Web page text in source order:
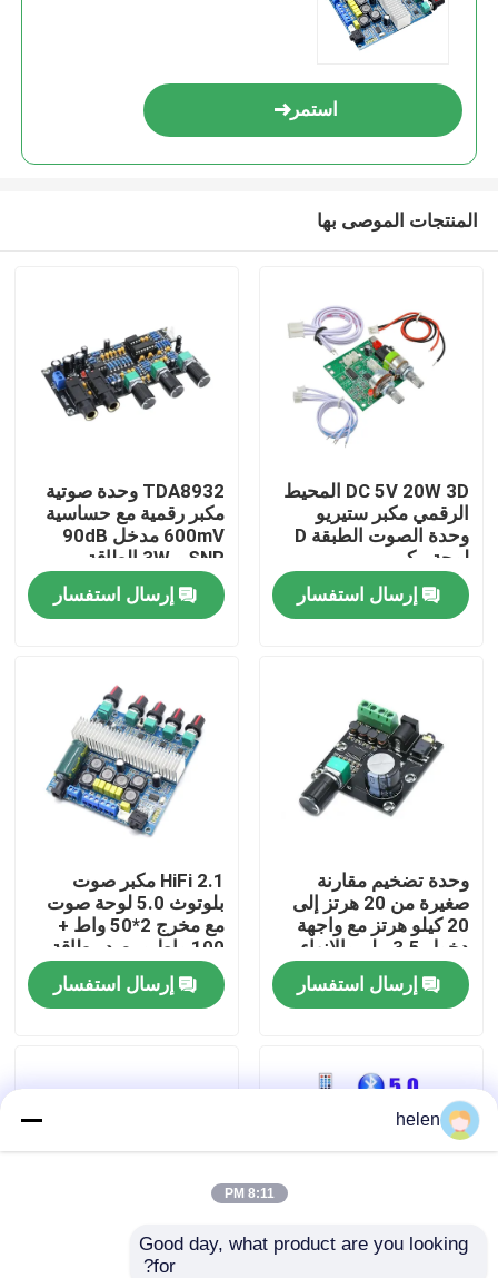
معلومات عنا
مراقبة الجودة
اتصل بنا
القضايا
استمر
المنتجات الموصى بها
DC 5V 20W 3D المحيط
الرقمي مكبر ستيريو
وحدة الصوت الطبقة D
لوحة مكبر
إرسال استفسار
TDA8932 وحدة صوتية
مكبر رقمية مع حساسية
600mV مدخل 90dB
SNR و 3W الطاقة
الخارجة
إرسال استفسار
وحدة تضخيم مقارنة
صغيرة من 20 هرتز إلى
20 كيلو هرتز مع واجهة
دخول 3.5 ملم والإنهاء
الفضي
إرسال استفسار
2.1 HiFi مكبر صوت
بلوتوث 5.0 لوحة صوت
مع مخرج 2*50 واط +
100 واط ومصدر طاقة
DC12 ~ 24 فولت
إرسال استفسار
LDZS 5.1 قناة مكبر
helen
8:11 PM
Good day, what product are you looking
for?